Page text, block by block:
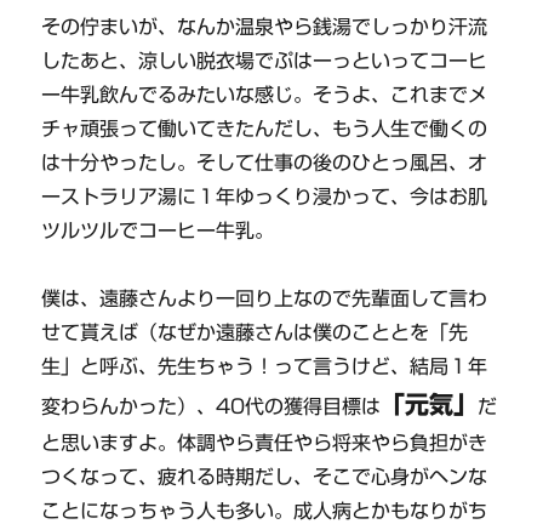
その佇まいが、なんか温泉やら銭湯でしっかり汗流
したあと、涼しい脱衣場でぷはーっといってコーヒ
ー牛乳飲んでるみたいな感じ。そうよ、これまでメ
チャ頑張って働いてきたんだし、もう人生で働くの
は十分やったし。そして仕事の後のひとっ風呂、オ
ーストラリア湯に１年ゆっくり浸かって、今はお肌
ツルツルでコーヒー牛乳。
僕は、遠藤さんより一回り上なので先輩面して言わ
せて貰えば（なぜか遠藤さんは僕のこととを「先
生」と呼ぶ、先生ちゃう！って言うけど、結局１年
変わらんかった）、40代の獲得目標は 「元気」
だ
と思いますよ。体調やら責任やら将来やら負担がき
つくなって、疲れる時期だし、そこで心身がヘンな
ことになっちゃう人も多い。成人病とかもなりがち